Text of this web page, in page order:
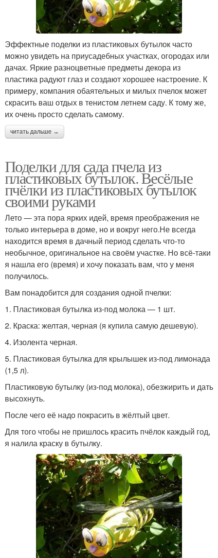
Эффектные поделки из пластиковых бутылок часто
можно увидеть на приусадебных участках, огородах или
дачах. Яркие разноцветные предметы декора из
пластика радуют глаз и создают хорошее настроение. К
примеру, компания обаятельных и милых пчелок может
скрасить ваш отдых в тенистом летнем саду. К тому же,
их очень просто сделать самому.
читать дальше →
Поделки для сада пчела из
пластиковых бутылок. Весёлые
пчёлки из пластиковых бутылок
своими руками
Лето — эта пора ярких идей, время преображения не
только интерьера в доме, но и вокруг него.Не всегда
находится время в дачный период сделать что-то
необычное, оригинальное на своём участке. Но всё-таки
я нашла его (время) и хочу показать вам, что у меня
получилось.
Вам понадобится для создания одной пчелки:
1. Пластиковая бутылка из-под молока — 1 шт.
2. Краска: желтая, черная (я купила самую дешевую).
4. Изолента черная.
5. Пластиковая бутылка для крылышек из-под лимонада
(1,5 л).
Пластиковую бутылку (из-под молока), обезжирить и дать
высохнуть.
После чего её надо покрасить в жёлтый цвет.
Для того чтобы не пришлось красить пчёлок каждый год,
я налила краску в бутылку.